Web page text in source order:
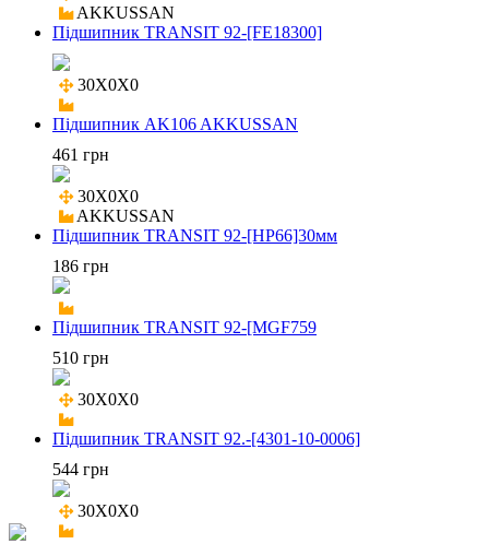
AKKUSSAN
Підшипник TRANSIT 92-[FE18300]
30X0X0
Підшипник AK106 AKKUSSAN
461 грн
30X0X0
AKKUSSAN
Підшипник TRANSIT 92-[HP66]30мм
186 грн
Підшипник TRANSIT 92-[MGF759
510 грн
30X0X0
Підшипник TRANSIT 92.-[4301-10-0006]
544 грн
30X0X0